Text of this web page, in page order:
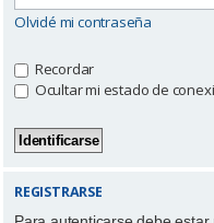
Olvidé mi contraseña
Recordar
Ocultar mi estado de
REGISTRARSE